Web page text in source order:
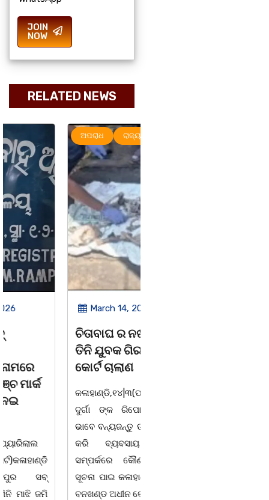
JOIN
NOW
RELATED NEWS
ରାଜ୍ୟ
March 14, 2026
ଚିତାବାଘ ର ନଖ ଜବତ
ତିନି ଯୁବକ ଗିରଫ ଓ
କୋର୍ଟ ଚାଲାଣ
କଳାହାଣ୍ଡି,୧୪|୩(ପ୍ୟାରିଲାଲ
ଦୁର୍ଗା ଙ୍କ ରିପୋର୍ଟ):ବେଆଇନ
ଭାବେ ବନ୍ୟଜନ୍ତୁ ଙ୍କ ର ଶିକାର
କରି ବ୍ୟବସାୟ ଚାଲୁଥିବା
ସମ୍ପର୍କରେ କୌଣସି ସୂତ୍ରରୁ
ସୂଚନା ପାଇ କଳାହାଣ୍ଡି ଉତ୍ତର
ବନଖଣ୍ଡ ଅଧୀନ କେଗାଁ ରେଞ୍ଜର